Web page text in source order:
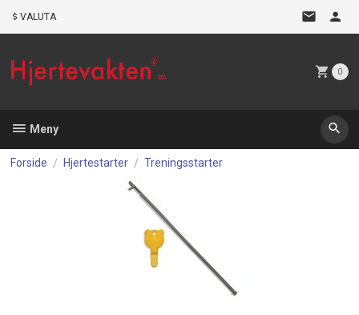
VALUTA
0
Meny
Forside Hjertestarter Treningsstarter